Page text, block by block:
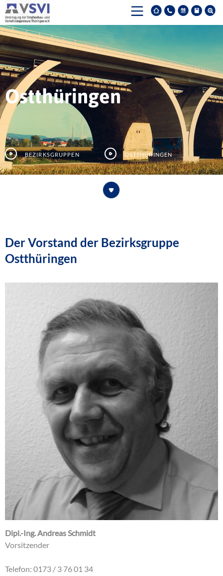
Ostthüringen
Bezirksgruppen Ostthüringen
Der Vorstand der Bezirksgruppe
Ostthüringen
Dipl.-Ing. Andreas Schmidt
Vorsitzender
Telefon: 0173 / 3 76 01 34